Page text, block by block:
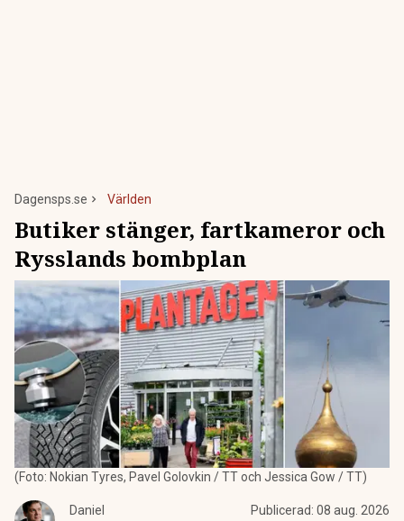
Dagensps.se Världen
Butiker stänger, fartkameror och
Rysslands bombplan
(Foto: Nokian Tyres, Pavel Golovkin / TT och Jessica Gow / TT)
Daniel Publicerad: 08 aug. 2026